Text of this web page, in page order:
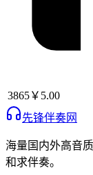
3865￥5.00
先锋伴奏网
海量国内外高音
和求伴奏。